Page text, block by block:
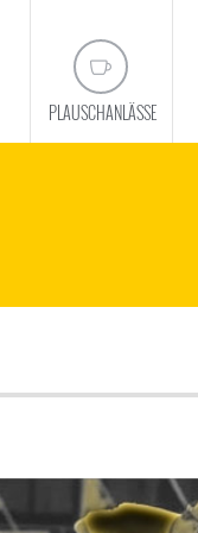
PLAUSCHANLÄSSE